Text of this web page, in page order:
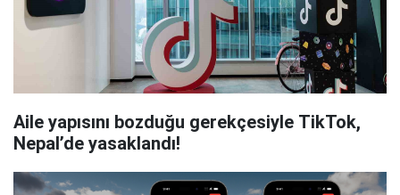
Aile yapısını bozduğu gerekçesiyle TikTok,
Nepal’de yasaklandı!